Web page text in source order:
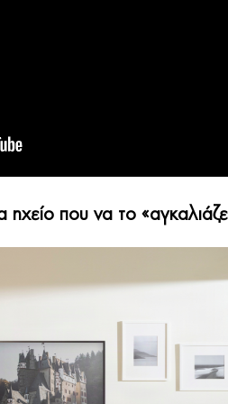
ηχείο που να το